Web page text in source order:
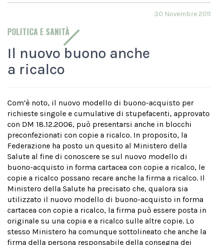
POLITICA E SANITÀ
30 Novembre 2011
Il nuovo buono anche
a ricalco
Com’è noto, il nuovo modello di buono-acquisto per
richieste singole e cumulative di stupefacenti, approvato
con DM 18.12.2006, può presentarsi anche in blocchi
preconfezionati con copie a ricalco. In proposito, la
Federazione ha posto un quesito al Ministero della
Salute al fine di conoscere se sul nuovo modello di
buono-acquisto in forma cartacea con copie a ricalco, le
copie a ricalco possano recare anche la firma a ricalco. Il
Ministero della Salute ha precisato che, qualora sia
utilizzato il nuovo modello di buono-acquisto in forma
cartacea con copie a ricalco, la firma può essere posta in
originale su una copia e a ricalco sulle altre copie. Lo
stesso Ministero ha comunque sottolineato che anche la
firma della persona responsabile della consegna dei